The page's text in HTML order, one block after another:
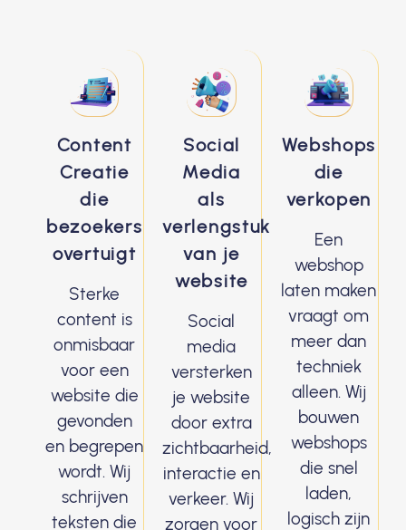
Content
Creatie
die
bezoekers
overtuigt
Sterke
content is
onmisbaar
voor een
website die
gevonden
en begrepen
wordt. Wij
schrijven
teksten die
Social
Media
als
verlengstuk
van je
website
Social
media
versterken
je website
door extra
zichtbaarheid,
interactie en
verkeer. Wij
zorgen voor
Webshops
die
verkopen
Een
webshop
laten maken
vraagt om
meer dan
techniek
alleen. Wij
bouwen
webshops
die snel
laden,
logisch zijn